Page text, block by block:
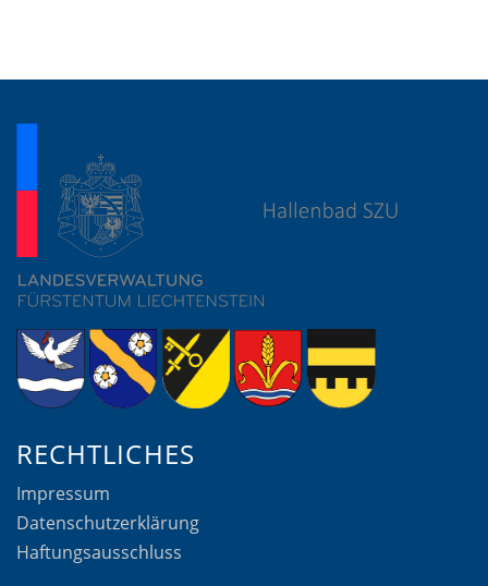
RECHTLICHES
Impressum
Datenschutzerklärung
Haftungsausschluss